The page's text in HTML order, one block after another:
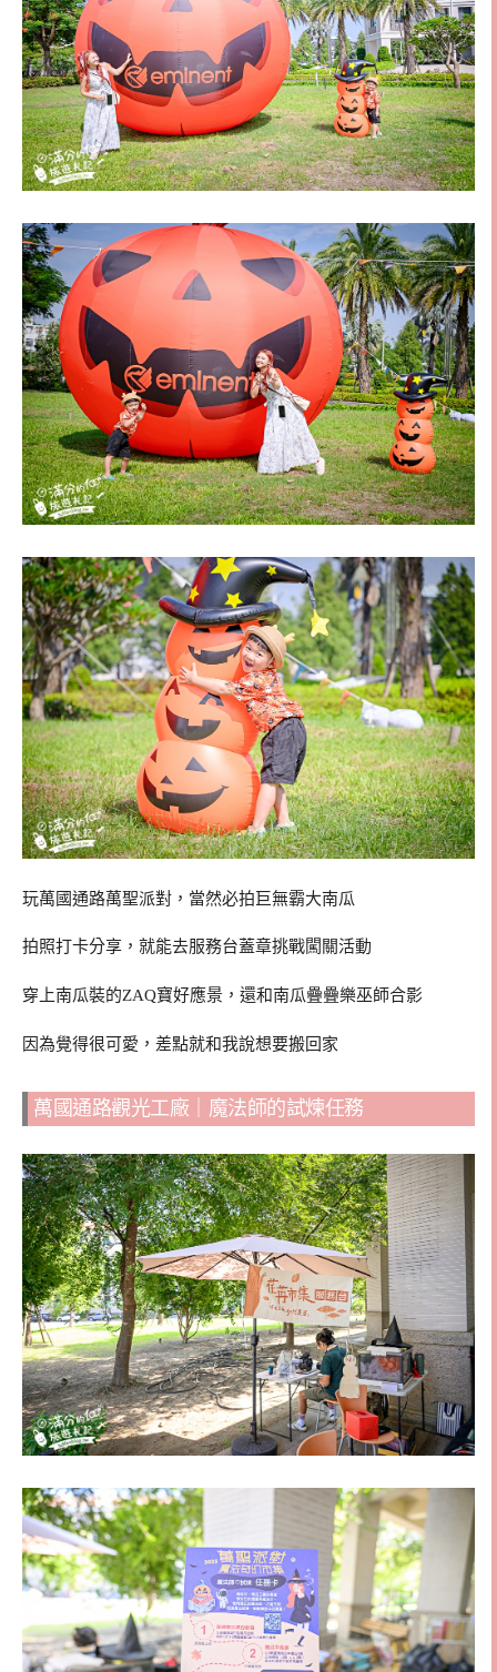
玩萬國通路萬聖派對，當然必拍巨無霸大南瓜
拍照打卡分享，就能去服務台蓋章挑戰闖關活動
穿上南瓜裝的ZAQ寶好應景，還和南瓜疊疊樂巫師合影
因為覺得很可愛，差點就和我說想要搬回家
萬國通路觀光工廠｜魔法師的試煉任務